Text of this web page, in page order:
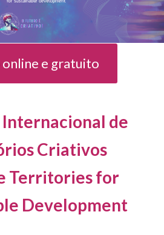
online e gratuito
de
Criativos
Territories for
Development